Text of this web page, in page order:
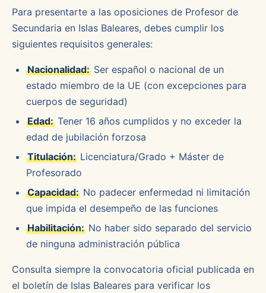
Para presentarte a las oposiciones de Profesor de
Secundaria en Islas Baleares, debes cumplir los
siguientes requisitos generales:
Nacionalidad: Ser español o nacional de un
estado miembro de la UE (con excepciones para
cuerpos de seguridad)
Edad: Tener 16 años cumplidos y no exceder la
edad de jubilación forzosa
Titulación: Licenciatura/Grado + Máster de
Profesorado
Capacidad: No padecer enfermedad ni limitación
que impida el desempeño de las funciones
Habilitación: No haber sido separado del servicio
de ninguna administración pública
Consulta siempre la convocatoria oficial publicada en
el boletín de Islas Baleares para verificar los